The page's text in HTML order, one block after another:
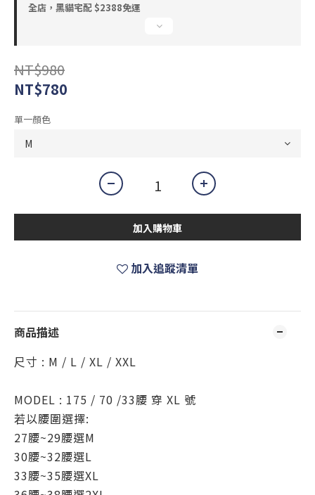
全店，黑貓宅配 $2388免運
NT$980
NT$780
單一顏色
加入購物車
加入追蹤清單
商品描述
尺寸 : M / L / XL / XXL
MODEL : 175 / 70 /33腰 穿 XL 號
若以腰圍選擇:
27腰~29腰選M
30腰~32腰選L
33腰~35腰選XL